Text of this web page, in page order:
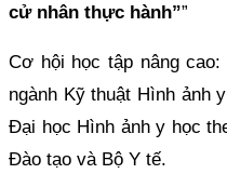
cử nhân thực hành””
Cơ hội học tập nâng
ngành Kỹ thuật Hình ảnh
Đại học Hình ảnh y học
Đào tạo và Bộ Y tế.